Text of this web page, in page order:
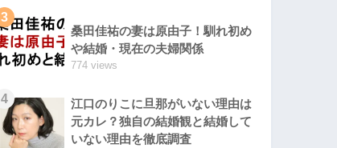
3
桑田佳祐の妻は原由子！馴れ初め
や結婚・現在の夫婦関係
774 views
4
江口のりこに旦那がいない理由は
元カレ？独自の結婚観と結婚して
いない理由を徹底調査